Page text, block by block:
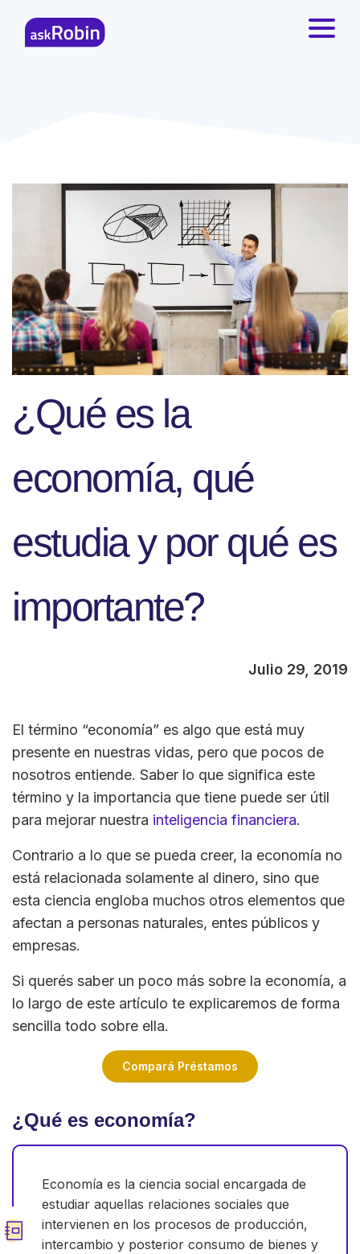
¿Qué es la
economía, qué
estudia y por qué es
importante?
Julio 29, 2019
El término “economía” es algo que está muy
presente en nuestras vidas, pero que pocos de
nosotros entiende. Saber lo que significa este
término y la importancia que tiene puede ser útil
para mejorar nuestra inteligencia financiera.
Contrario a lo que se pueda creer, la economía no
está relacionada solamente al dinero, sino que
esta ciencia engloba muchos otros elementos que
afectan a personas naturales, entes públicos y
empresas.
Si querés saber un poco más sobre la economía, a
lo largo de este artículo te explicaremos de forma
sencilla todo sobre ella.
Compará Préstamos
¿Qué es economía?
Economía es la ciencia social encargada de
estudiar aquellas relaciones sociales que
intervienen en los procesos de producción,
intercambio y posterior consumo de bienes y